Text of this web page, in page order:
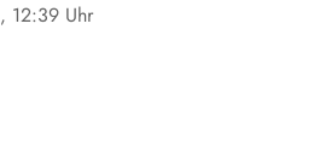
, 12:39 Uhr